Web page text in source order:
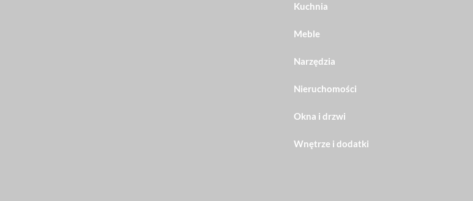
Kuchnia
Meble
Narzędzia
Nieruchomości
Okna i drzwi
Wnętrze i dodatki